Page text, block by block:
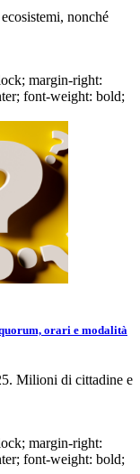
nonché
margin-right:
font-weight: bold;
orari e modalità
Milioni di cittadine e
margin-right:
font-weight: bold;